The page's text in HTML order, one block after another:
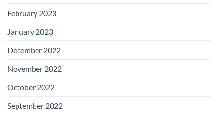
February 2023
January 2023
December 2022
November 2022
October 2022
September 2022